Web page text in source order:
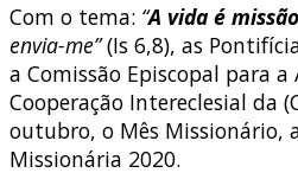
Com o tema: “A vida é
envia-me”(Is 6,8), as
a Comissão Episcopal para a
Cooperação Intereclesial da
outubro, o Mês Missionário,
Missionária 2020.